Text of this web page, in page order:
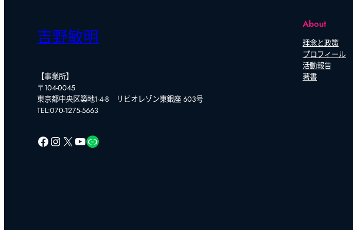
吉野敏明
【事業所】
〒104-0045
東京都中央区築地1-4-8 リビオレゾン東銀座 603号
TEL:070-1275-5663
Facebook Instagram X YouTube リンク
About
理念と政策
プロフィール
活動報告
著書